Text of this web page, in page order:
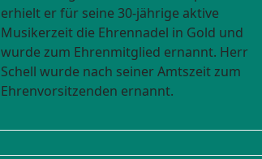
erhielt er für seine 30-jährige aktive
Musikerzeit die Ehrennadel in Gold und
wurde zum Ehrenmitglied ernannt. Herr
Schell wurde nach seiner Amtszeit zum
Ehrenvorsitzenden ernannt.